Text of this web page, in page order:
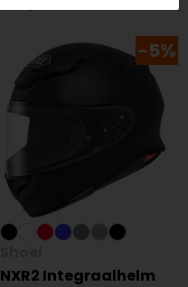
-5%
NXR2 Integraalhelm